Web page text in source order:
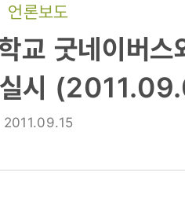
언론보도
교 굿네이버스
실시
2011.09.15